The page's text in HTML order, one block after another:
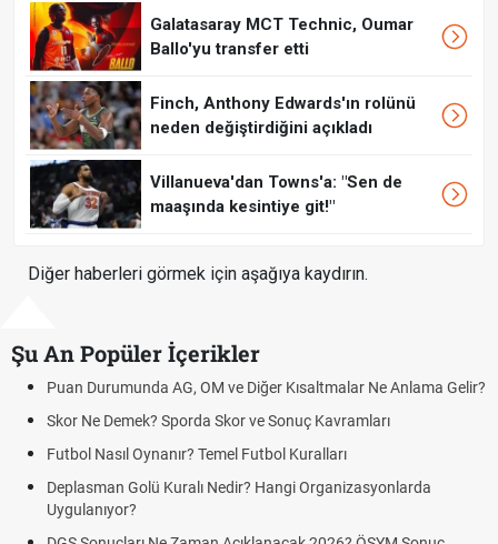
Galatasaray MCT Technic, Oumar
Ballo'yu transfer etti
Finch, Anthony Edwards'ın rolünü
neden değiştirdiğini açıkladı
Villanueva'dan Towns'a: "Sen de
maaşında kesintiye git!"
Diğer haberleri görmek için aşağıya kaydırın.
Şu An Popüler İçerikler
Puan Durumunda AG, OM ve Diğer Kısaltmalar Ne Anlama Gelir?
Skor Ne Demek? Sporda Skor ve Sonuç Kavramları
Futbol Nasıl Oynanır? Temel Futbol Kuralları
Deplasman Golü Kuralı Nedir? Hangi Organizasyonlarda
Uygulanıyor?